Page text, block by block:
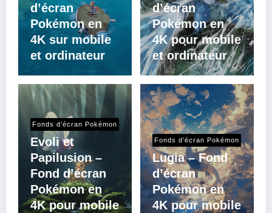
d’écran
Pokémon en
4K sur mobile
et ordinateur
d’écran
Pokémon en
4K pour mobile
et ordinateur
Fonds d’écran Pokémon
Evoli et
Papilusion –
Fond d’écran
Pokémon en
4K pour mobile
Fonds d’écran Pokémon
Lugia – Fond
d’écran
Pokémon en
4K pour mobile